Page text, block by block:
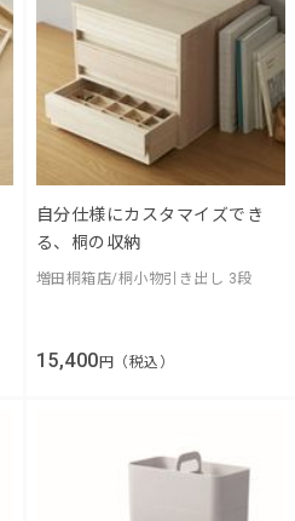
自分仕様にカスタマイズでき
る、桐の収納
増田桐箱店/桐小物引き出し 3段
15,400円（税込）